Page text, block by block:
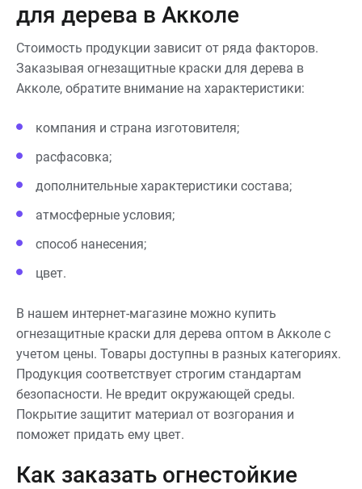
для дерева в Акколе
Стоимость продукции зависит от ряда факторов.
Заказывая огнезащитные краски для дерева в
Акколе, обратите внимание на характеристики:
компания и страна изготовителя;
расфасовка;
дополнительные характеристики состава;
атмосферные условия;
способ нанесения;
цвет.
В нашем интернет-магазине можно купить
огнезащитные краски для дерева оптом в Акколе с
учетом цены. Товары доступны в разных категориях.
Продукция соответствует строгим стандартам
безопасности. Не вредит окружающей среды.
Покрытие защитит материал от возгорания и
поможет придать ему цвет.
Как заказать огнестойкие